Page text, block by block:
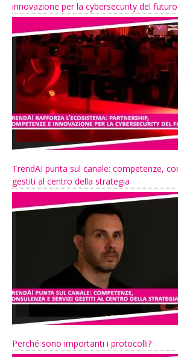
innovazione per la cybersecurity del futuro
TrendAI punta sul canale: competenze,
gestiti al centro della strategia
Perché sono importanti i protocolli?